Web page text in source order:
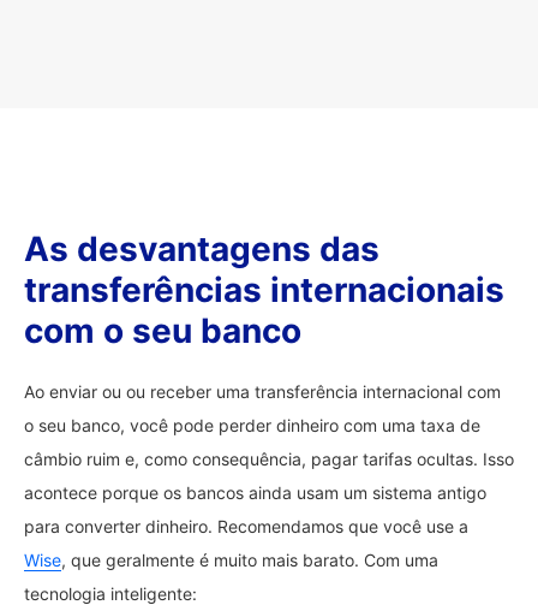
As desvantagens das
transferências internacionais
com o seu banco
Ao enviar ou ou receber uma transferência internacional com
o seu banco, você pode perder dinheiro com uma taxa de
câmbio ruim e, como consequência, pagar tarifas ocultas. Isso
acontece porque os bancos ainda usam um sistema antigo
para converter dinheiro. Recomendamos que você use a
Wise, que geralmente é muito mais barato. Com uma
tecnologia inteligente: